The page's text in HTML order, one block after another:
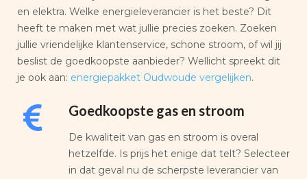
en elektra. Welke energieleverancier is het beste? Dit
heeft te maken met wat jullie precies zoeken. Zoeken
jullie vriendelijke klantenservice, schone stroom, of wil jij
beslist de goedkoopste aanbieder? Wellicht spreekt dit
je ook aan: energiepakket Oudwoude vergelijken.
Goedkoopste gas en stroom
De kwaliteit van gas en stroom is overal
hetzelfde. Is prijs het enige dat telt? Selecteer
in dat geval nu de scherpste leverancier van